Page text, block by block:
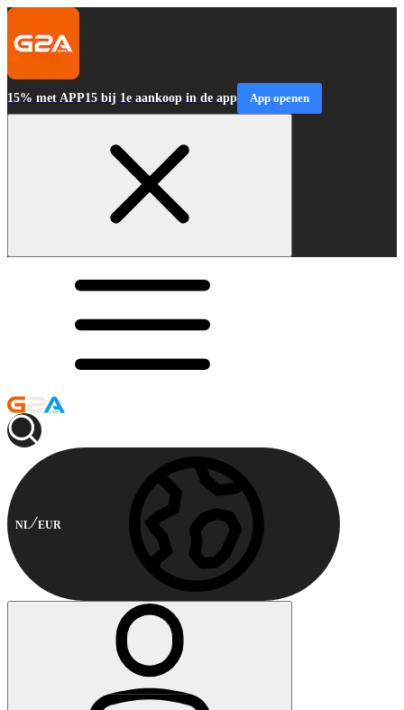
15% met APP15 bij 1e aankoop in de app App openen
NL EUR